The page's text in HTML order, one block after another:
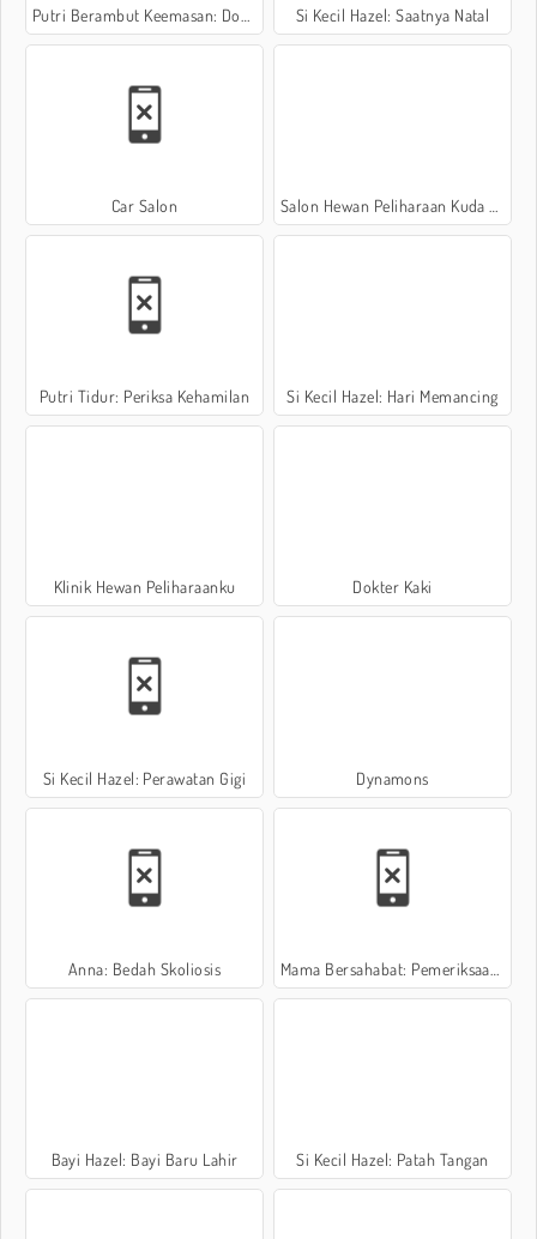
Putri Berambut Keemasan: Dokter Kulit Si Kecil Hazel: Saatnya Natal
Car Salon Salon Hewan Peliharaan Kuda Poni
Putri Tidur: Periksa Kehamilan Si Kecil Hazel: Hari Memancing
Klinik Hewan Peliharaanku Dokter Kaki
Si Kecil Hazel: Perawatan Gigi Dynamons
Anna: Bedah Skoliosis Mama Bersahabat: Pemeriksaan Kehamilan
Bayi Hazel: Bayi Baru Lahir Si Kecil Hazel: Patah Tangan